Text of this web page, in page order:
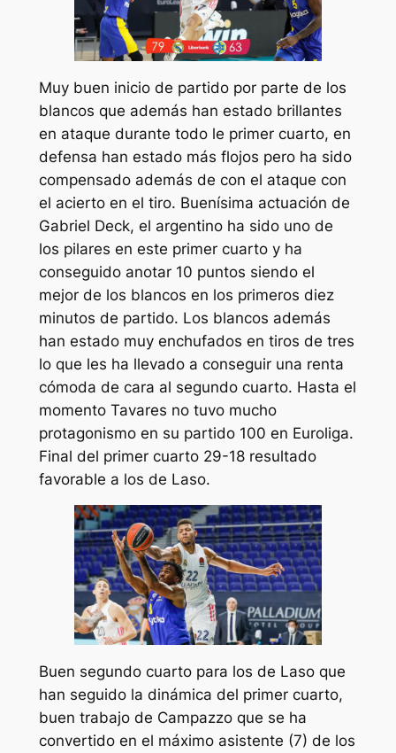
Muy buen inicio de partido por parte de los
blancos que además han estado brillantes
en ataque durante todo le primer cuarto, en
defensa han estado más flojos pero ha sido
compensado además de con el ataque con
el acierto en el tiro. Buenísima actuación de
Gabriel Deck, el argentino ha sido uno de
los pilares en este primer cuarto y ha
conseguido anotar 10 puntos siendo el
mejor de los blancos en los primeros diez
minutos de partido. Los blancos además
han estado muy enchufados en tiros de tres
lo que les ha llevado a conseguir una renta
cómoda de cara al segundo cuarto. Hasta el
momento Tavares no tuvo mucho
protagonismo en su partido 100 en Euroliga.
Final del primer cuarto 29-18 resultado
favorable a los de Laso.
Buen segundo cuarto para los de Laso que
han seguido la dinámica del primer cuarto,
buen trabajo de Campazzo que se ha
convertido en el máximo asistente (7) de los